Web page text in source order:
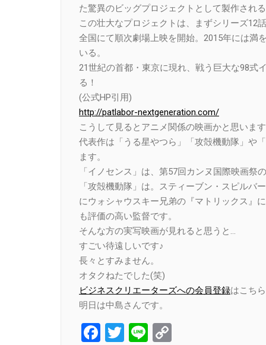
た驚異のビッグプロジェクトとして製作され
この壮大なプロジェクトは、まずシリーズ12
全国にて順次劇場上映を開始。2015年には満
いる。
21世紀の首都・東京に現れ、戦う巨大な98式
る！
(公式HP引用)
http://patlabor-nextgeneration.com/
こうして見るとアニメ関係の映画かと思いま
代表作は「うる星やつら」「攻殻機動隊」や
ます。
「イノセンス」は、第57回カンヌ国際映画
「攻殻機動隊」は。スティーブン・スピルバ
にウォシャウスキー兄弟の『マトリックス』
も評価の高い監督です。
そんな方の実写映画が見れると思うと…
すごい待遠しいです♪
長々とすみません。
オタクねたでした(笑)
ビジネスクリエーターズへの会員登録はこち
明日は中島さんです。
Facebook
Twitter
Line